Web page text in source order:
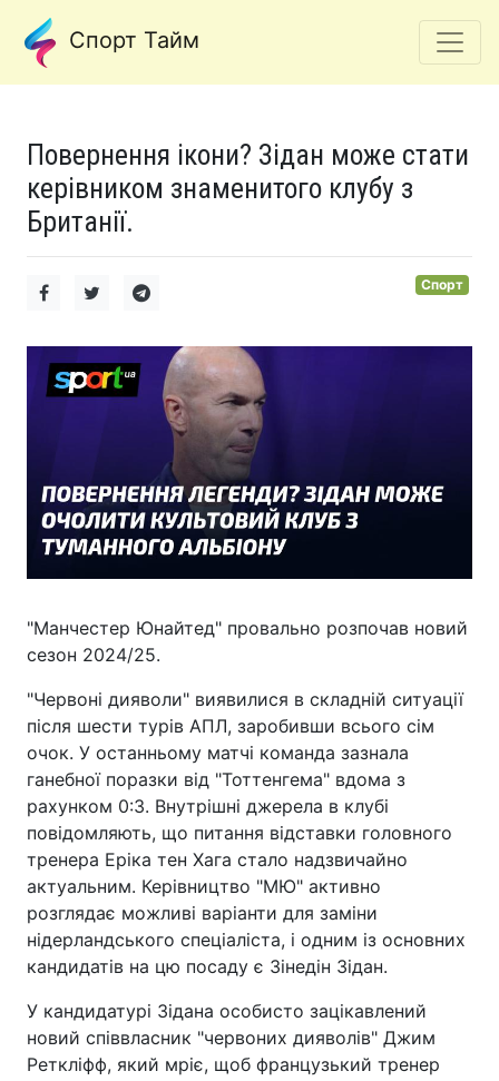
Спорт Тайм
Повернення ікони? Зідан може стати
керівником знаменитого клубу з
Британії.
Спорт
"Манчестер Юнайтед" провально розпочав новий
сезон 2024/25.
"Червоні дияволи" виявилися в складній ситуації
після шести турів АПЛ, заробивши всього сім
очок. У останньому матчі команда зазнала
ганебної поразки від "Тоттенгема" вдома з
рахунком 0:3. Внутрішні джерела в клубі
повідомляють, що питання відставки головного
тренера Еріка тен Хага стало надзвичайно
актуальним. Керівництво "МЮ" активно
розглядає можливі варіанти для заміни
нідерландського спеціаліста, і одним із основних
кандидатів на цю посаду є Зінедін Зідан.
У кандидатурі Зідана особисто зацікавлений
новий співвласник "червоних дияволів" Джим
Реткліфф, який мріє, щоб французький тренер